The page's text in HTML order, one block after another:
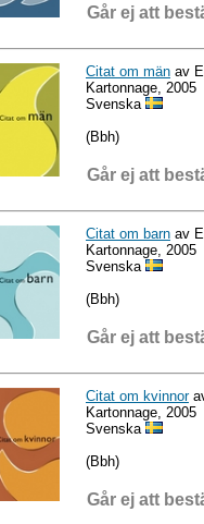
Går ej att
Citat om män av
Kartonnage, 2005
Svenska
(Bbh)
Går ej att
Citat om barn av
Kartonnage, 2005
Svenska
(Bbh)
Går ej att
Citat om kvinnor
Kartonnage, 2005
Svenska
(Bbh)
Går ej att